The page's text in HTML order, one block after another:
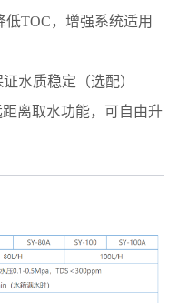
TOC，增强系统适用
水质稳定（选配）
离取水功能，可自由升